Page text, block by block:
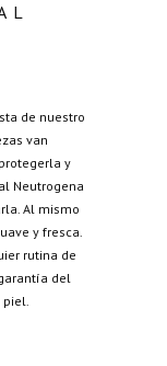
de nuestro
van
y
Neutrogena
Al mismo
y fresca.
rutina de
del
piel.